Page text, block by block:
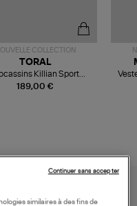
COLLECTION
189,00 €
TORAL
Killian Sport
Mousse
similaires à des fins de
Continuer sans accepter